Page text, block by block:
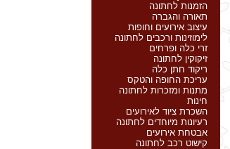
הזמנות לחתונה
תאורה והגברה
עיצוב אירועים וחופות
לימוזינות ורכבים לחתונה
זרי כלה ופרחים
זיקוקין לחתונה
ריקוד חתן כלה
עריכת החופה והטקס
מתנות ומזכרות לחתונה
חינות
השכרת ציוד לאירועים
רעיונות מיוחדים לחתונה
אבטחת אירועים
קישוט רכב לחתונה